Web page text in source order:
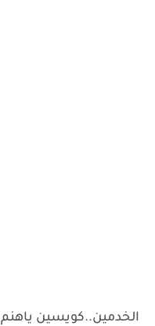
الخدمين..كويسين ياهنم